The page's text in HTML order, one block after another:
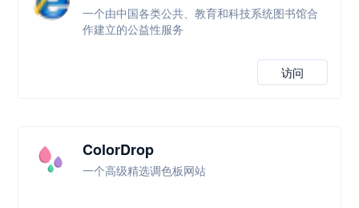
一个由中国各类公共、教育和科技系统图书馆合
作建立的公益性服务
访问
ColorDrop
一个高级精选调色板网站